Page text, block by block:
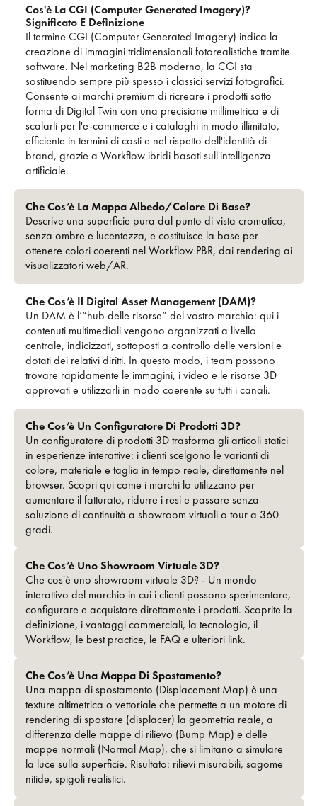
Cos'è La CGI (Computer Generated Imagery)?
Significato E Definizione
Il termine CGI (Computer Generated Imagery) indica la
creazione di immagini tridimensionali fotorealistiche tramite
software. Nel marketing B2B moderno, la CGI sta
sostituendo sempre più spesso i classici servizi fotografici.
Consente ai marchi premium di ricreare i prodotti sotto
forma di Digital Twin con una precisione millimetrica e di
scalarli per l'e-commerce e i cataloghi in modo illimitato,
efficiente in termini di costi e nel rispetto dell'identità di
brand, grazie a Workflow ibridi basati sull'intelligenza
artificiale.
Che Cos’è La Mappa Albedo/colore Di Base?
Descrive una superficie pura dal punto di vista cromatico,
senza ombre e lucentezza, e costituisce la base per
ottenere colori coerenti nel Workflow PBR, dai rendering ai
visualizzatori web/AR.
Che Cos’è Il Digital Asset Management (DAM)?
Un DAM è l’“hub delle risorse” del vostro marchio: qui i
contenuti multimediali vengono organizzati a livello
centrale, indicizzati, sottoposti a controllo delle versioni e
dotati dei relativi diritti. In questo modo, i team possono
trovare rapidamente le immagini, i video e le risorse 3D
approvati e utilizzarli in modo coerente su tutti i canali.
Che Cos’è Un Configuratore Di Prodotti 3D?
Un configuratore di prodotti 3D trasforma gli articoli statici
in esperienze interattive: i clienti scelgono le varianti di
colore, materiale e taglia in tempo reale, direttamente nel
browser. Scopri qui come i marchi lo utilizzano per
aumentare il fatturato, ridurre i resi e passare senza
soluzione di continuità a showroom virtuali o tour a 360
gradi.
Che Cos’è Uno Showroom Virtuale 3D?
Che cos'è uno showroom virtuale 3D? - Un mondo
interattivo del marchio in cui i clienti possono sperimentare,
configurare e acquistare direttamente i prodotti. Scoprite la
definizione, i vantaggi commerciali, la tecnologia, il
Workflow, le best practice, le FAQ e ulteriori link.
Che Cos’è Una Mappa Di Spostamento?
Una mappa di spostamento (Displacement Map) è una
texture altimetrica o vettoriale che permette a un motore di
rendering di spostare (displacer) la geometria reale, a
differenza delle mappe di rilievo (Bump Map) e delle
mappe normali (Normal Map), che si limitano a simulare
la luce sulla superficie. Risultato: rilievi misurabili, sagome
nitide, spigoli realistici.